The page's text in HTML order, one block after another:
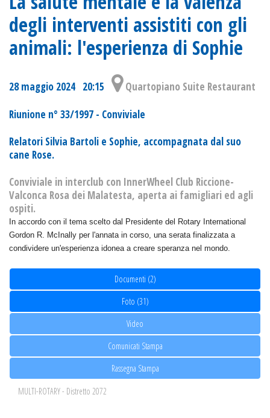
degli interventi assistiti con gli
animali: l'esperienza di Sophie
28 maggio 2024 20:15
Quartopiano Suite Restaurant
Riunione n° 33/1997 - Conviviale
Relatori Silvia Bartoli e Sophie, accompagnata dal suo
cane Rose.
Conviviale in interclub con InnerWheel Club Riccione-
Valconca Rosa dei Malatesta, aperta ai famigliari ed agli
ospiti.
In accordo con il tema scelto dal Presidente del Rotary International
Gordon R. McInally per l'annata in corso, una serata finalizzata a
condividere un'esperienza idonea a creare speranza nel mondo.
Documenti (2)
Foto (31)
Video
Comunicati Stampa
Rassegna Stampa
MULTI-ROTARY - Distretto 2072